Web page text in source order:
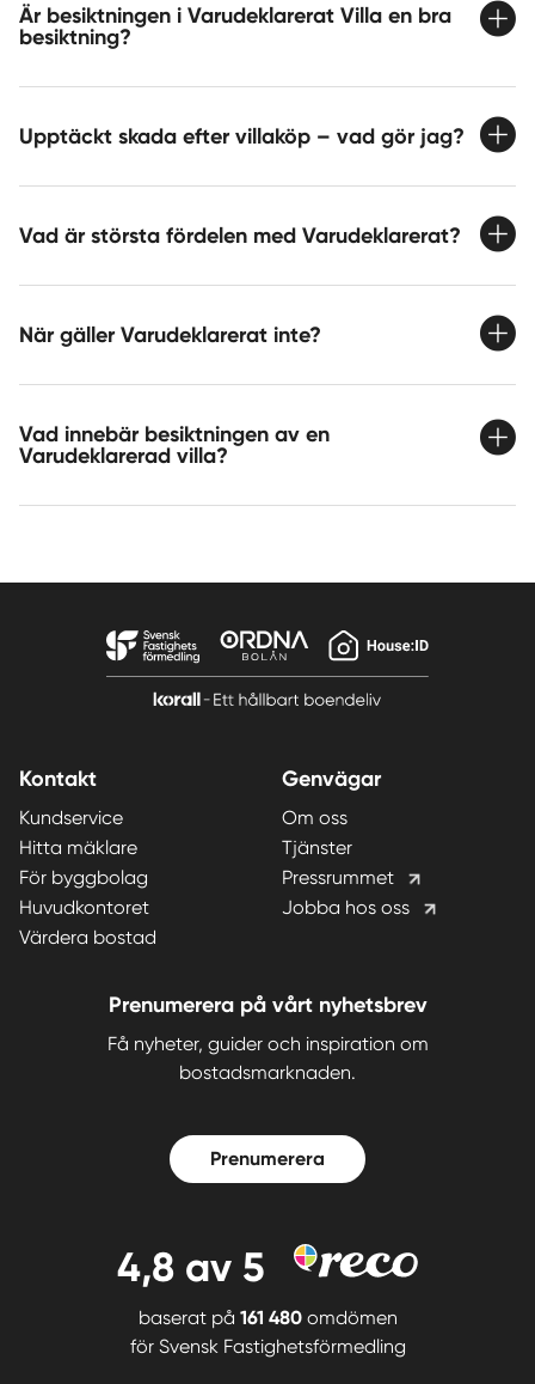
Är besiktningen i Varudeklarerat Villa en bra
besiktning?
Upptäckt skada efter villaköp – vad gör jag?
Vad är största fördelen med Varudeklarerat?
När gäller Varudeklarerat inte?
Vad innebär besiktningen av en
Varudeklarerad villa?
Kontakt
Kundservice
Hitta mäklare
För byggbolag
Huvudkontoret
Värdera bostad
Genvägar
Om oss
Tjänster
Pressrummet
Jobba hos oss
Prenumerera på vårt nyhetsbrev
Få nyheter, guider och inspiration om
bostadsmarknaden.
Prenumerera
4,8 av 5
baserat på 161 480omdömen
för Svensk Fastighetsförmedling